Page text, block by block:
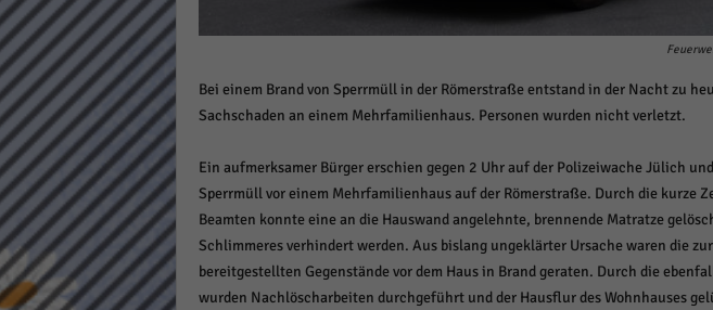
Bei einem Brand von Sperrmüll in der Römerstraße entstand in der Nacht zu
Sachschaden an einem Mehrfamilienhaus. Personen wurden nicht verletzt.
Ein aufmerksamer Bürger erschien gegen 2 Uhr auf der Polizeiwache Jülich
Sperrmüll vor einem Mehrfamilienhaus auf der Römerstraße. Durch die kurze
Beamten konnte eine an die Hauswand angelehnte, brennende Matratze
Schlimmeres verhindert werden. Aus bislang ungeklärter Ursache waren die
bereitgestellten Gegenstände vor dem Haus in Brand geraten. Durch die
wurden Nachlöscharbeiten durchgeführt und der Hausflur des Wohnhauses
Datenschutzeinstellungen
Essenziell (1)
Essenzielle Cookies ermöglichen
Funktion der Website erforderlich.
Cookie-
Statistiken (1)
Statistik Cookies erfassen Informationen
wie unsere Besucher unsere Website nutzen.
Cookie-
Marketing (1)